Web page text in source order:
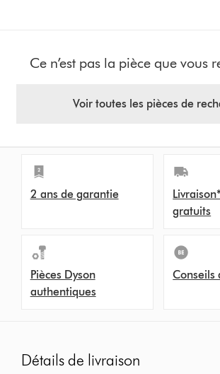
Ce n’est pas la pièce que vous
Voir toutes les pièces de
2 ans de garantie
gratuits
Pièces Dyson
authentiques
Conseils
Détails de livraison